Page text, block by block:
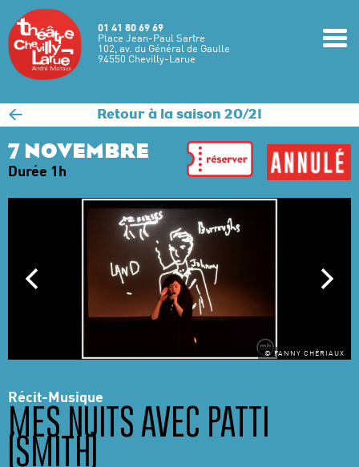
Aller au contenu principal
01 41 80 69 69
Place Jean-Paul Sartre
102, av. du Général de Gaulle
94550 Chevilly-Larue
< Retour à la saison 20/21
7 NOVEMBRE
Durée 1h
© FANNY CHÉRIAUX
Récit-Musique
MES NUITS AVEC PATTI
(SMITH)